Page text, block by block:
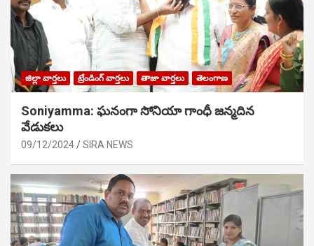
జిల్లా వార్తలు ట్రేండింగ్ వార్తలు తాజా వార్తలు తెలంగాణ
Soniyamma: ఘ‌నంగా సోనియా గాంధీ జ‌న్మ‌దిన
వేడుక‌లు
09/12/2024 SIRA NEWS